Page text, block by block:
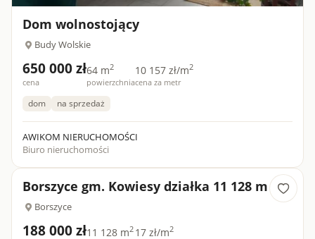
Dom wolnostojący
Budy Wolskie
650 000 zł
cena
64 m2
powierzchnia
10 157 zł/m2
cena za metr
dom na sprzedaż
AWIKOM NIERUCHOMOŚCI
Biuro nieruchomości
Borszyce gm. Kowiesy działka 11 128 m
Borszyce
188 000 zł11 128 m2 17 zł/m2